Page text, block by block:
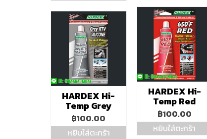
HARDEX Hi-
Temp Red
฿100.00
หยิบใส่ตะกร้า
HARDEX Hi-
Temp Grey
฿100.00
หยิบใส่ตะกร้า